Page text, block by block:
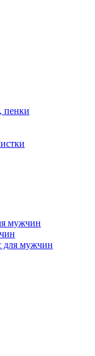
пенки
мужчин
для мужчин